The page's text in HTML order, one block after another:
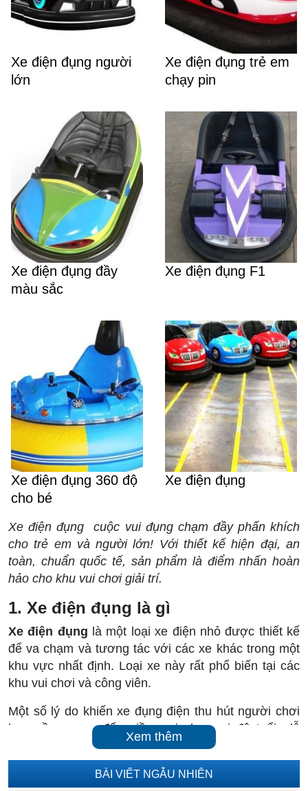
Xe điện đụng người
lớn
Xe điện đụng trẻ em
chạy pin
Xe điện đụng đầy
màu sắc
Xe điện đụng F1
Xe điện đụng 360 độ
cho bé
Xe điện đụng
Xe điện đụng cuộc vui đụng chạm đầy phấn khích
cho trẻ em và người lớn! Với thiết kế hiện đại, an
toàn, chuẩn quốc tế, sản phẩm là điểm nhấn hoàn
hảo cho khu vui chơi giải trí.
1. Xe điện đụng là gì
Xe điện đụng là một loại xe điện nhỏ được thiết kế
để va chạm và tương tác với các xe khác trong một
khu vực nhất định. Loại xe này rất phổ biến tại các
khu vui chơi và công viên.
Một số lý do khiến xe đụng điện thu hút người chơi
bao gồm mang đến niềm vui cho mọi độ tuổi, dễ
tham gia không cần kỹ năng lái xe phức tạp và tạo
cơ hội cho người chơi tương tác và giao lưu.
Xem thêm
BÀI VIẾT NGẪU NHIÊN